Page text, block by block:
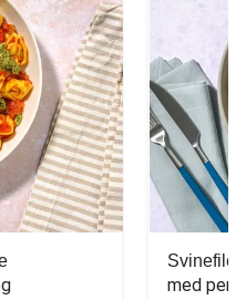
Svinefilet
med